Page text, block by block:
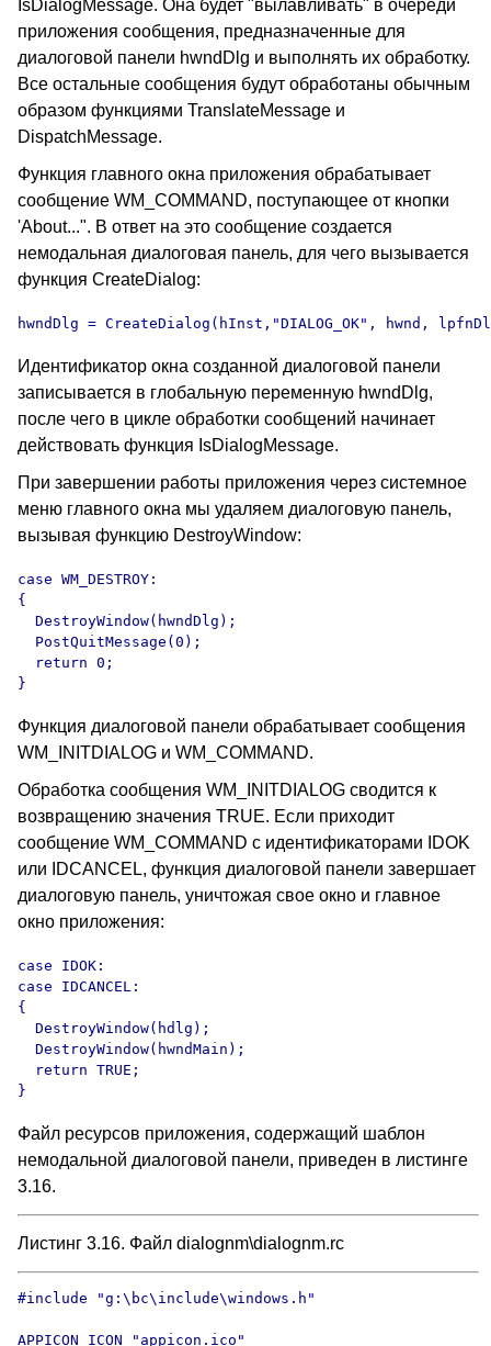
IsDialogMessage. Она будет "вылавливать" в очереди
приложения сообщения, предназначенные для
диалоговой панели hwndDlg и выполнять их обработку.
Все остальные сообщения будут обработаны обычным
образом функциями TranslateMessage и
DispatchMessage.
Функция главного окна приложения обрабатывает
сообщение WM_COMMAND, поступающее от кнопки
'About...". В ответ на это сообщение создается
немодальная диалоговая панель, для чего вызывается
функция CreateDialog:
hwndDlg = CreateDialog(hInst,"DIALOG_OK", hwnd,
Идентификатор окна созданной диалоговой панели
записывается в глобальную переменную hwndDlg,
после чего в цикле обработки сообщений начинает
действовать функция IsDialogMessage.
При завершении работы приложения через системное
меню главного окна мы удаляем диалоговую панель,
вызывая функцию DestroyWindow:
case WM_DESTROY:
{
  DestroyWindow(hwndDlg);
  PostQuitMessage(0);
  return 0;
}
Функция диалоговой панели обрабатывает сообщения
WM_INITDIALOG и WM_COMMAND.
Обработка сообщения WM_INITDIALOG сводится к
возвращению значения TRUE. Если приходит
сообщение WM_COMMAND с идентификаторами IDOK
или IDCANCEL, функция диалоговой панели завершает
диалоговую панель, уничтожая свое окно и главное
окно приложения:
case IDOK:
case IDCANCEL:
{
  DestroyWindow(hdlg);
  DestroyWindow(hwndMain);
  return TRUE;
}
Файл ресурсов приложения, содержащий шаблон
немодальной диалоговой панели, приведен в листинге
3.16.
Листинг 3.16. Файл dialognm\dialognm.rc
#include "g:\bc\include\windows.h"
APPICON ICON "appicon.ico"